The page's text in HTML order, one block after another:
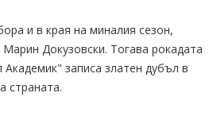
и в края на миналия сезон,
Докузовски. Тогава рокадата
записа златен дубъл в
страната.